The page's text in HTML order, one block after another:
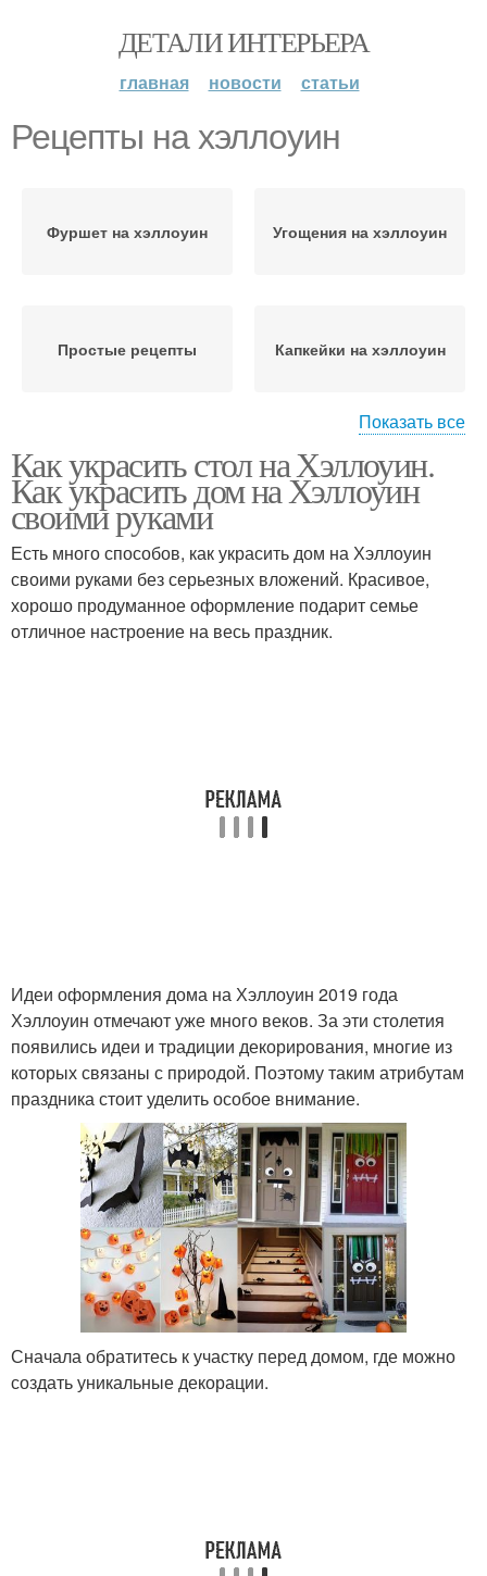
ДЕТАЛИ ИНТЕРЬЕРА
главная новости статьи
Рецепты на хэллоуин
Фуршет на хэллоуин Угощения на хэллоуин
Простые рецепты Капкейки на хэллоуин
Вкусняшки на хэллоуин Блюда на хэллоуин
Еда на хэллоуин
Показать все
Как украсить стол на Хэллоуин.
Как украсить дом на Хэллоуин
своими руками
Есть много способов, как украсить дом на Хэллоуин
своими руками без серьезных вложений. Красивое,
хорошо продуманное оформление подарит семье
отличное настроение на весь праздник.
Идеи оформления дома на Хэллоуин 2019 года
Хэллоуин отмечают уже много веков. За эти столетия
появились идеи и традиции декорирования, многие из
которых связаны с природой. Поэтому таким атрибутам
праздника стоит уделить особое внимание.
Сначала обратитесь к участку перед домом, где можно
создать уникальные декорации.